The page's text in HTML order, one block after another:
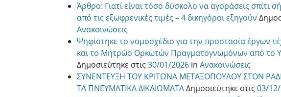
Άρθρο: Γιατί είναι τόσο δύσκολο να αγοράσεις σπίτι
από τις εξωφρενικές τιμές – 4 δικηγόροι εξηγούν
Ανακοινώσεις
Ψηφίστηκε το νομοσχέδιο για την προστασία έργων
και το Μητρώο Ορκωτών Πραγματογνωμόνων από το
Δημοσιεύτηκε στις 30/01/2026 in Ανακοινώσεις
ΣΥΝΕΝΤΕΥΞΗ ΤΟΥ ΚΡΙΤΩΝΑ ΜΕΤΑΞΟΠΟΥΛΟΥ ΣΤΟΝ
ΤΑ ΠΝΕΥΜΑΤΙΚΑ ΔΙΚΑΙΩΜΑΤΑΔημοσιεύτηκε στις 03/